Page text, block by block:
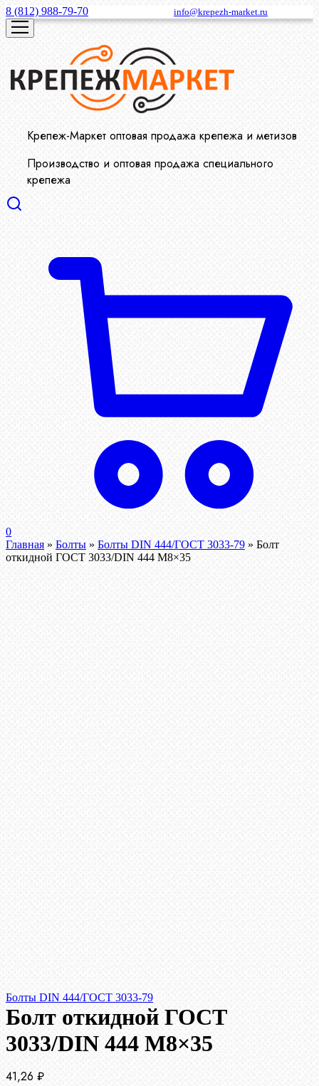
8 (812) 988-79-70 info@krepezh-market.ru
Крепеж-Маркет оптовая продажа крепежа и метизов
Производство и оптовая продажа специального
крепежа
0
Главная » Болты » Болты DIN 444/ГОСТ 3033-79 » Болт
откидной ГОСТ 3033/DIN 444 М8×35
Болты DIN 444/ГОСТ 3033-79
Болт откидной ГОСТ
3033/DIN 444 М8×35
41,26 ₽